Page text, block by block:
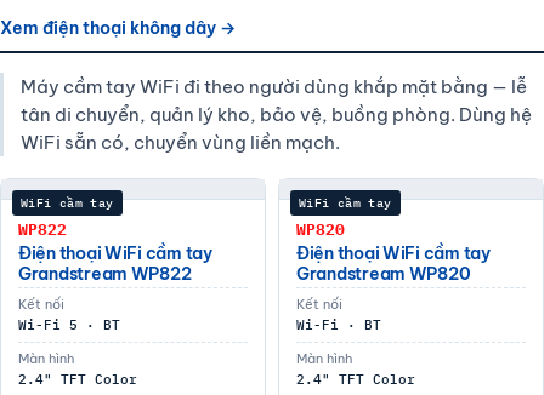
Xem điện thoại không dây →
Máy cầm tay WiFi đi theo người dùng khắp mặt bằng — lễ
tân di chuyển, quản lý kho, bảo vệ, buồng phòng. Dùng hệ
WiFi sẵn có, chuyển vùng liền mạch.
WiFi cầm tay
WP822
Điện thoại WiFi cầm tay
Grandstream WP822
Kết nối
Wi-Fi 5 · BT
Màn hình
2.4" TFT Color
WiFi cầm tay
WP820
Điện thoại WiFi cầm tay
Grandstream WP820
Kết nối
Wi-Fi · BT
Màn hình
2.4" TFT Color